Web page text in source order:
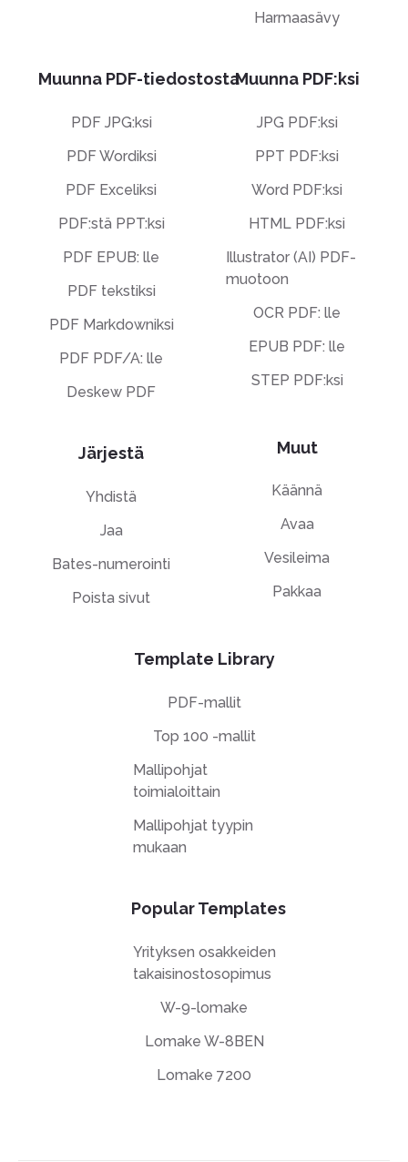
Harmaasävy
Muunna PDF-tiedostosta
PDF JPG:ksi
PDF Wordiksi
PDF Exceliksi
PDF:stä PPT:ksi
PDF EPUB: lle
PDF tekstiksi
PDF Markdowniksi
PDF PDF/A: lle
Deskew PDF
Järjestä
Yhdistä
Jaa
Bates-numerointi
Poista sivut
Muunna PDF:ksi
JPG PDF:ksi
PPT PDF:ksi
Word PDF:ksi
HTML PDF:ksi
Illustrator (AI) PDF-
muotoon
OCR PDF: lle
EPUB PDF: lle
STEP PDF:ksi
Muut
Käännä
Avaa
Vesileima
Pakkaa
Template Library
PDF-mallit
Top 100 -mallit
Mallipohjat
toimialoittain
Mallipohjat tyypin
mukaan
Popular Templates
Yrityksen osakkeiden
takaisinostosopimus
W-9-lomake
Lomake W-8BEN
Lomake 7200